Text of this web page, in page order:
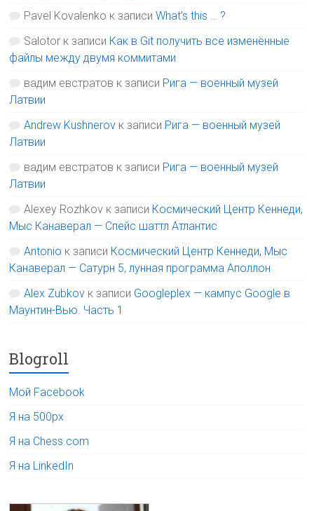
Pavel Kovalenko к записиWhat’s this … ?
Salotor к записи Как в Git получить все изменённые
файлы между двумя коммитами
вадим евстратов к записи Рига — военный музей
Латвии
Andrew Kushnerov к записи Рига — военный музей
Латвии
вадим евстратов к записи Рига — военный музей
Латвии
Alexey Rozhkov к записи Космический Центр Кеннеди,
Мыс Канаверал — Спейс шаттл Атлантис
Antonio к записи Космический Центр Кеннеди, Мыс
Канаверал — Сатурн 5, лунная программа Аполлон
Alex Zubkov к записи Googleplex — кампус Google в
Маунтин-Вью. Часть 1
Blogroll
Мой Facebook
Я на 500px
Я на Chess.com
Я на LinkedIn